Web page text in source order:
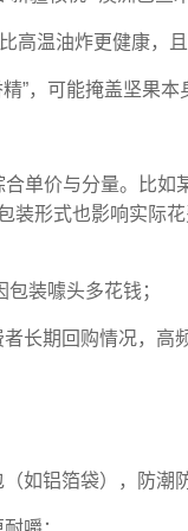
高温油炸更健康，且
”，可能掩盖坚果本
合单价与分量。比
装形式也影响实
装噱头多花钱；
长期回购情况，高
如铝箔袋），防潮